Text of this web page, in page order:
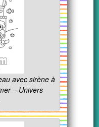
avec sirène à
– Univers